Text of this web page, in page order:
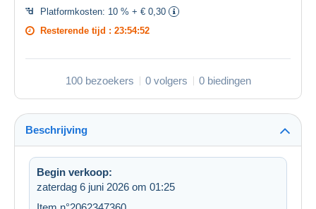
Platformkosten: 10 % + € 0,30
Resterende tijd : 23:54:52
100 bezoekers 0 volgers 0 biedingen
Beschrijving
Begin verkoop:
zaterdag 6 juni 2026 om 01:25